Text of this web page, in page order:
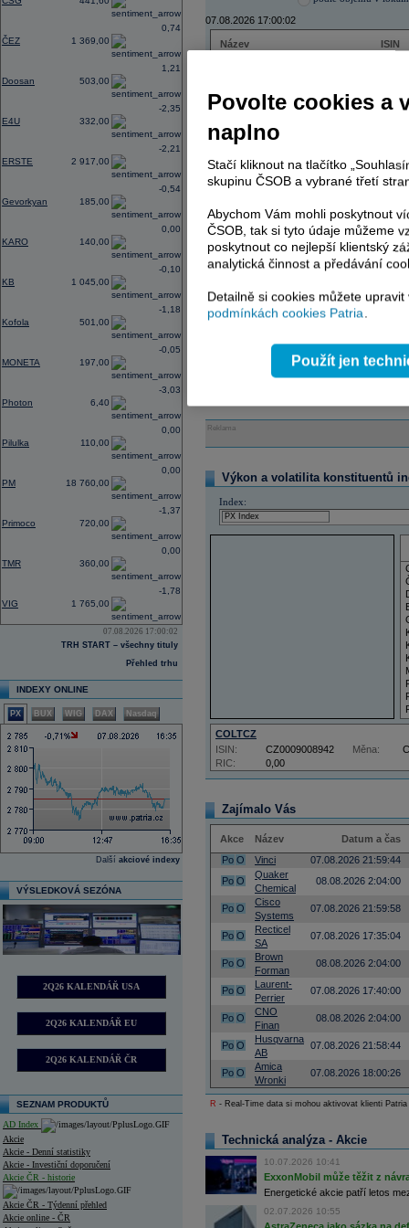
ČEZ 1 369,00
0,74
Doosan 503,00
1,21
E4U 332,00
-2,35
ERSTE 2 917,00
-2,21
Gevorkyan 185,00
-0,54
KARO 140,00
0,00
KB 1 045,00
-0,10
Kofola 501,00
-1,18
MONETA 197,00
-0,05
Photon 6,40
-3,03
Pilulka 110,00
0,00
PM 18 760,00
0,00
Primoco 720,00
-1,37
TMR 360,00
0,00
VIG 1 765,00
-1,78
07.08.2026 17:00:02
TRH START – všechny tituly
Přehled trhu
INDEXY ONLINE
PX BUX WIG DAX Nasdaq
Další akciové indexy
VÝSLEDKOVÁ SEZÓNA
2Q26 KALENDÁŘ USA
2Q26 KALENDÁŘ EU
2Q26 KALENDÁŘ ČR
SEZNAM PRODUKTŮ
AD Index
Akcie
Akcie - Denní statistiky
Akcie - Investiční doporučení
Akcie ČR - historie
Akcie ČR - Týdenní přehled
Akcie online - ČR
07.08.2026 17:00:02
Název
ISIN
ERSTE BANK
TMR
AD index - vývoj
Region
Reklama
Výkon a volatilita konstituentů
Index:
COLTCZ
RIC: 0,00
ISIN: CZ0009008942 Měna:
Zajímalo Vás
Akce Název
Datum a čas
Po O Vinci
07.08.2026 21:59:44
Po O
Quaker
Chemical
08.08.2026 2:04:00
Po O
Cisco
Systems
07.08.2026 21:59:58
Po O
Recticel
SA
07.08.2026 17:35:04
Po O
Brown
Forman
08.08.2026 2:04:00
Po O
Laurent-
Perrier
07.08.2026 17:40:00
Po O
CNO
Finan
08.08.2026 2:04:00
Po O
Husqvarna
AB
07.08.2026 21:58:44
Po O
Amica
Wronki
07.08.2026 18:00:26
R - Real-Time data si mohou aktivovat klienti
Technická analýza - Akcie
10.07.2026 10:41
ExxonMobil může těžit z
Energetické akcie patří letos
02.07.2026 10:55
Povolte cookies a
naplno
Stačí kliknout na tlačítko
skupinu ČSOB a vybrané třetí
Abychom Vám mohli poskytnout
ČSOB, tak si tyto údaje můžeme
poskytnout co nejlepší klientský
analytická činnost a předávání
Detailně si cookies můžete
podmínkách cookies Patria.
Použít jen